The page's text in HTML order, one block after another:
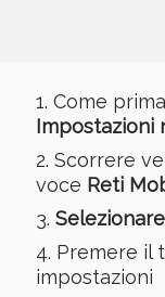
Come
Impostazioni
Scorrere
voce Reti
Premere il
impostazioni